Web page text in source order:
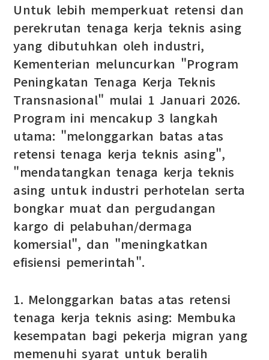
Untuk lebih memperkuat retensi dan
perekrutan tenaga kerja teknis asing
yang dibutuhkan oleh industri,
Kementerian meluncurkan "Program
Peningkatan Tenaga Kerja Teknis
Transnasional" mulai 1 Januari 2026.
Program ini mencakup 3 langkah
utama: "melonggarkan batas atas
retensi tenaga kerja teknis asing",
"mendatangkan tenaga kerja teknis
asing untuk industri perhotelan serta
bongkar muat dan pergudangan
kargo di pelabuhan/dermaga
komersial", dan "meningkatkan
efisiensi pemerintah".
1. Melonggarkan batas atas retensi
tenaga kerja teknis asing: Membuka
kesempatan bagi pekerja migran yang
memenuhi syarat untuk beralih